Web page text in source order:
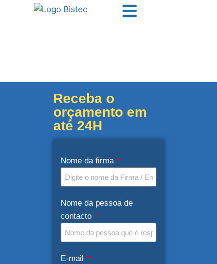
Receba o
orçamento em
até 24H
Nome da firma
Nome da pessoa de
contacto
E-mail